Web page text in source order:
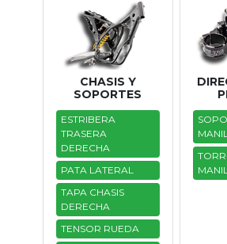
Contacto
CHASIS Y
SOPORTES
ESTRIBERA
TRASERA
DERECHA
PATA LATERAL
TAPA CHASIS
DERECHA
TENSOR RUEDA